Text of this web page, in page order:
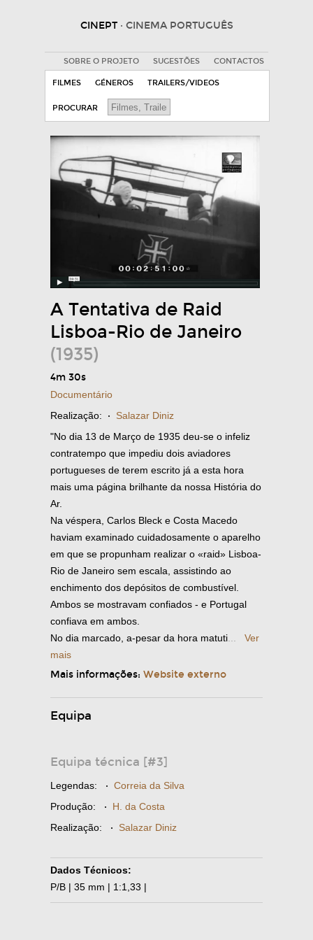
CINEPT · CINEMA PORTUGUÊS
SOBRE O PROJETO SUGESTÕES CONTACTOS
FILMES GÉNEROS TRAILERS/VIDEOS
PROCURAR
A Tentativa de Raid
Lisboa-Rio de Janeiro
(1935)
4m 30s
Documentário
Realização: · Salazar Diniz
"No dia 13 de Março de 1935 deu-se o infeliz
contratempo que impediu dois aviadores
portugueses de terem escrito já a esta hora
mais uma página brilhante da nossa História do
Ar.
Na véspera, Carlos Bleck e Costa Macedo
haviam examinado cuidadosamente o aparelho
em que se propunham realizar o «raid» Lisboa-
Rio de Janeiro sem escala, assistindo ao
enchimento dos depósitos de combustível.
Ambos se mostravam confiados - e Portugal
confiava em ambos.
No dia marcado, a-pesar da hora matuti
Ver
mais
Mais informações: Website externo
Equipa
Equipa técnica [#3]
Legendas: · Correia da Silva
Produção: · H. da Costa
Realização: · Salazar Diniz
Dados Técnicos:
P/B | 35 mm | 1:1,33 |